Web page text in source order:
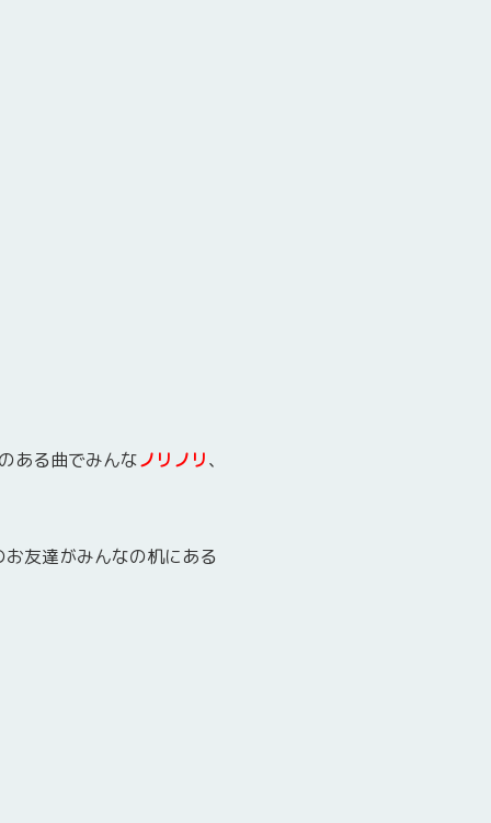
ある曲でみんなノリノリ、
友達がみんなの机にある